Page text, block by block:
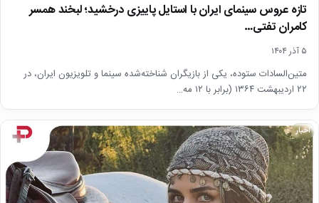
تازه عروس سینمای ایران با استایل پاییزی درخشید؛ لبخند همسر
کامران تفتی…
۵ آذر ۱۴۰۴
متین‌السادات ستوده، یکی از بازیگران شناخته‌شده سینما و تلویزیون ایران، در
۲۲ اردیبهشت ۱۳۶۴ (برابر با ۱۲ مه…
اخبار